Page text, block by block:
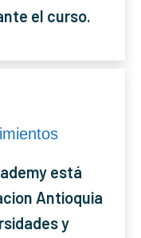
el curso.
está
Antioquia
y